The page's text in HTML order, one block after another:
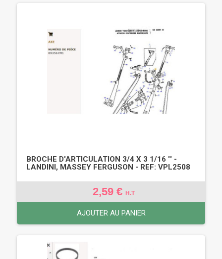
BROCHE D'ARTICULATION 3/4 X 3 1/16 '' -
LANDINI, MASSEY FERGUSON - REF: VPL2508
2,59 € H.T
AJOUTER AU PANIER